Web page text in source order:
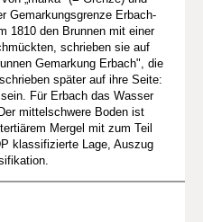
Gemarkungsgrenze Erbach-
1810 den Brunnen mit einer
schrieben sie auf
Gemarkung Erbach", die
später auf ihre Seite:
Für Erbach das Wasser
mittelschwere Boden ist
Mergel mit zum Teil
klassifizierte Lage, Auszug